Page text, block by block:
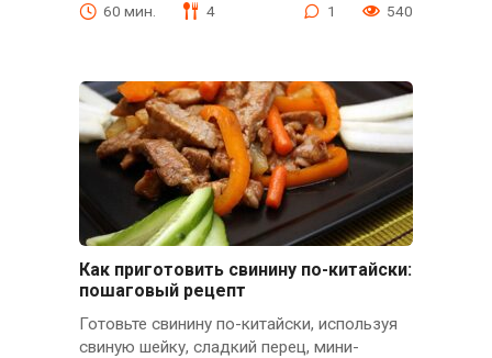
60 мин. 4 1 540
Как приготовить свинину по-китайски:
пошаговый рецепт
Готовьте свинину по-китайски, используя
свиную шейку, сладкий перец, мини-